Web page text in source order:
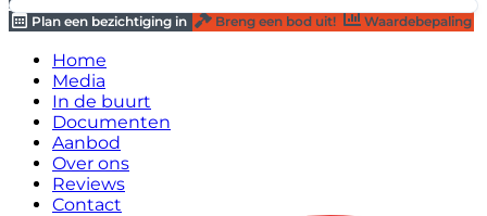
Plan een bezichtiging in
Breng een bod uit! Waardebepaling
Home
Media
In de buurt
Documenten
Aanbod
Over ons
Reviews
Contact